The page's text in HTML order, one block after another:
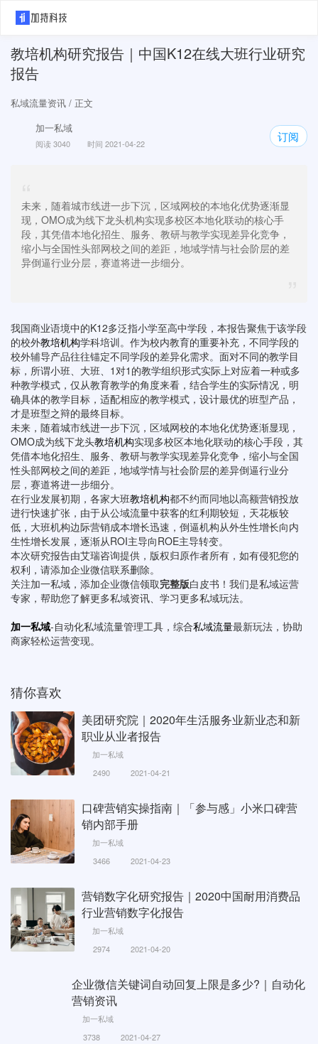
教培机构研究报告｜中国K12在线大班行业研究
报告
私域流量资讯 / 正文
加一私域
阅读 3040 时间 2021-04-22
订阅
“
未来，随着城市线进一步下沉，区域网校的本地化优势逐渐显
现，OMO成为线下龙头机构实现多校区本地化联动的核心手
段，其凭借本地化招生、服务、教研与教学实现差异化竞争，
缩小与全国性头部网校之间的差距，地域学情与社会阶层的差
异倒逼行业分层，赛道将进一步细分。
我国商业语境中的K12多泛指小学至高中学段，本报告聚焦于该学段
的校外教培机构学科培训。作为校内教育的重要补充，不同学段的
校外辅导产品往往锚定不同学段的差异化需求。面对不同的教学目
标，所谓小班、大班、1对1的教学组织形式实际上对应着一种或多
种教学模式，仅从教育教学的角度来看，结合学生的实际情况，明
确具体的教学目标，适配相应的教学模式，设计最优的班型产品，
才是班型之辩的最终目标。
未来，随着城市线进一步下沉，区域网校的本地化优势逐渐显现，
OMO成为线下龙头教培机构实现多校区本地化联动的核心手段，其
凭借本地化招生、服务、教研与教学实现差异化竞争，缩小与全国
性头部网校之间的差距，地域学情与社会阶层的差异倒逼行业分
层，赛道将进一步细分。
在行业发展初期，各家大班教培机构都不约而同地以高额营销投放
进行快速扩张，由于从公域流量中获客的红利期较短，天花板较
低，大班机构边际营销成本增长迅速，倒逼机构从外生性增长向内
生性增长发展，逐渐从ROI主导向ROE主导转变。
本次研究报告由艾瑞咨询提供，版权归原作者所有，如有侵犯您的
权利，请添加企业微信联系删除。
关注加一私域，添加企业微信领取完整版白皮书！我们是私域运营
专家，帮助您了解更多私域资讯、学习更多私域玩法。
加一私域-自动化私域流量管理工具，综合私域流量最新玩法，协助
商家轻松运营变现。
猜你喜欢
美团研究院｜2020年生活服务业新业态和新
职业从业者报告
加一私域
2490
2021-04-21
口碑营销实操指南｜「参与感」小米口碑营
销内部手册
加一私域
3466
2021-04-23
营销数字化研究报告｜2020中国耐用消费品
行业营销数字化报告
加一私域
2974
2021-04-20
企业微信关键词自动回复上限是多少?｜自动化
营销资讯
加一私域
3738
2021-04-27